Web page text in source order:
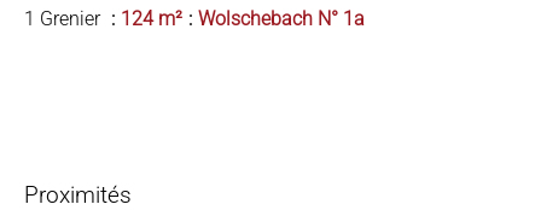
1 Grenier
124 m² Wolschebach N° 1a
Proximités